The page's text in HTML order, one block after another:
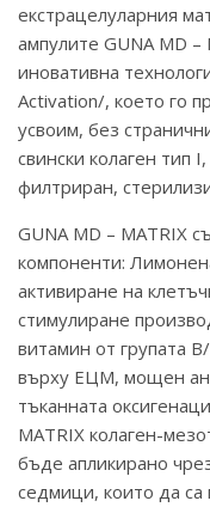
екстрацелуларния
ампулите GUNA MD
иновативна
Activation/, което го
усвоим, без
свински колаген тип
филтриран,
GUNA MD – MATRIX
компоненти:
активиране на
стимулиране
витамин от групата
върху ЕЦМ, мощен
тъканната
MATRIX колаген-
бъде апликирано
седмици, които да са